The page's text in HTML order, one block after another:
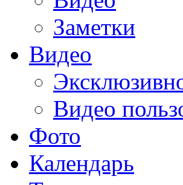
Заметки
Видео
Видео
Фото
Календарь